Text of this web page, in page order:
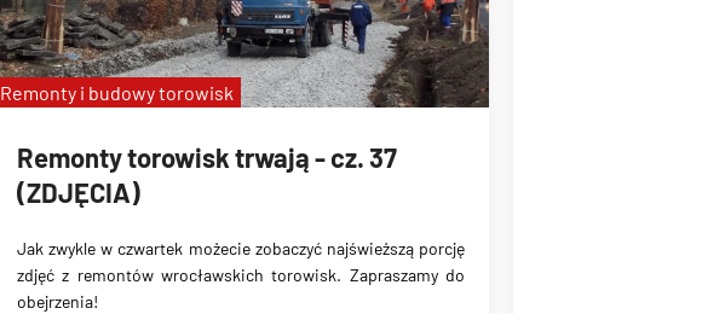
Remonty torowisk trwają - cz. 37
(ZDJĘCIA)
Jak zwykle w czwartek możecie zobaczyć najświeższą porcję
zdjęć z remontów wrocławskich torowisk. Zapraszamy do
obejrzenia!
Remonty i budowy torowisk